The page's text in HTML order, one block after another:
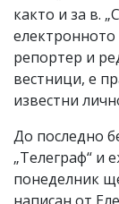
както и за в.
електронното
репортер и
вестници, е
известни
До последно
„Телеграф“ и
понеделник
написан от